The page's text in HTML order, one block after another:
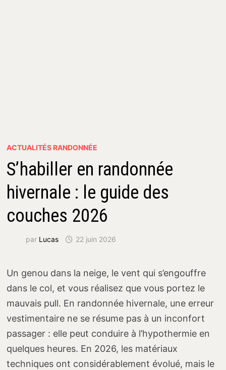
ACTUALITÉS RANDONNÉE
S’habiller en randonnée
hivernale : le guide des
couches 2026
par Lucas 22 juin 2026
Un genou dans la neige, le vent qui s’engouffre
dans le col, et vous réalisez que vous portez le
mauvais pull. En randonnée hivernale, une erreur
vestimentaire ne se résume pas à un inconfort
passager : elle peut conduire à l’hypothermie en
quelques heures. En 2026, les matériaux
techniques ont considérablement évolué, mais le